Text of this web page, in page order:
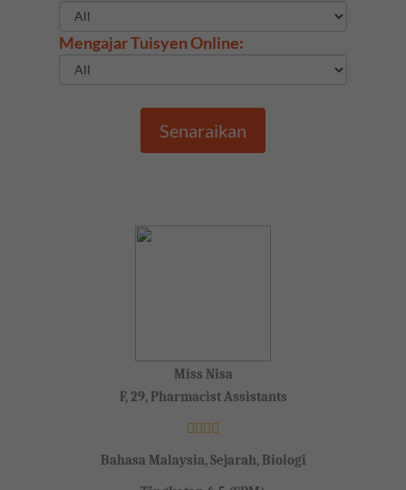
Mengajar Tuisyen Online:
Senaraikan
Miss Nisa
F, 29, Pharmacist Assistants
Bahasa Malaysia, Sejarah, Biologi